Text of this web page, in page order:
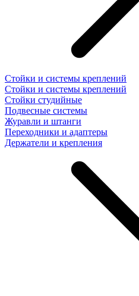
Стойки и системы креплений
Стойки и системы креплений
Стойки студийные
Подвесные системы
Журавли и штанги
Переходники и адаптеры
Держатели и крепления